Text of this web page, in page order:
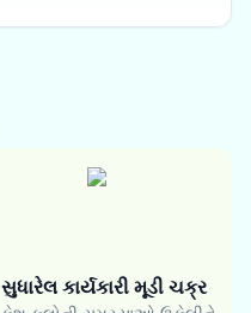
સુધારેલ કાર્યકારી મૂડી ચક્ર